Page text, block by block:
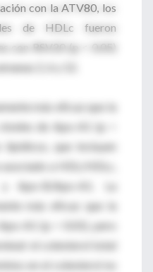
con la ATV80, los
de HDLc fueron
con RSV20 (p < 0.05)
2, 6 y 12.
más eficaz que la
de Apo-A1 (p <
lipídicos, que incluyen
a HDL/HDLc,
Apo-B/Apo-A1. La
más eficaz que la
A1 (p < 0.01), pero
el colesterol total
en el colesterol no